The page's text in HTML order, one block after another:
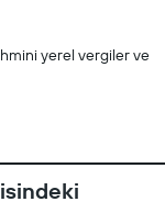
yerel vergiler ve